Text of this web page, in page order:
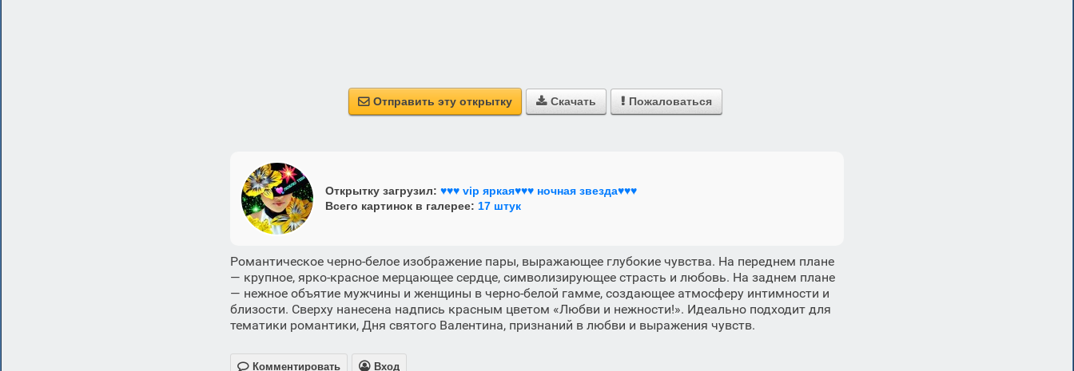
 Отправить эту открытку  Скачать  Пожаловаться
Открытку загрузил: ♥♥♥ vip яркая♥♥♥ ночная звезда♥♥♥
Всего картинок в галерее: 17 штук
Романтическое черно-белое изображение пары, выражающее глубокие чувства. На переднем плане
— крупное, ярко-красное мерцающее сердце, символизирующее страсть и любовь. На заднем плане
— нежное объятие мужчины и женщины в черно-белой гамме, создающее атмосферу интимности и
близости. Сверху нанесена надпись красным цветом «Любви и нежности!». Идеально подходит для
тематики романтики, Дня святого Валентина, признаний в любви и выражения чувств.
 Комментировать  Вход